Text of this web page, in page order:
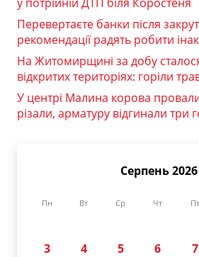
Перевертаєте банки після
рекомендації радять робити
На Житомирщині за добу
відкритих територіях: горіли
У центрі Малина корова
різали, арматуру відгинали
Серпень 2026
Пн Вт Ср Чт Пт
3
4 5 6 7